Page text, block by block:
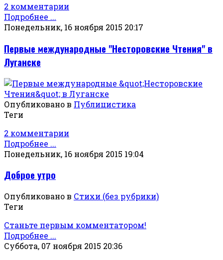
2 комментарии
Подробнее ...
Понедельник, 16 ноября 2015 20:17
Первые международные "Несторовские Чтения" в
Луганске
Опубликовано в Публицистика
Теги
2 комментарии
Подробнее ...
Понедельник, 16 ноября 2015 19:04
Доброе утро
Опубликовано в Стихи (без рубрики)
Теги
Станьте первым комментатором!
Подробнее ...
Суббота, 07 ноября 2015 20:36